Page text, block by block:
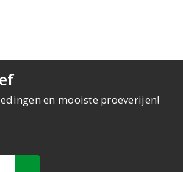
en mooiste proeverijen!